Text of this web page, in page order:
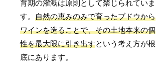
育期の灌漑は原則として禁じられていま
す。自然の恵みのみで育ったブドウから
ワインを造ることで、その土地本来の個
性を最大限に引き出すという考え方が根
底にあります。